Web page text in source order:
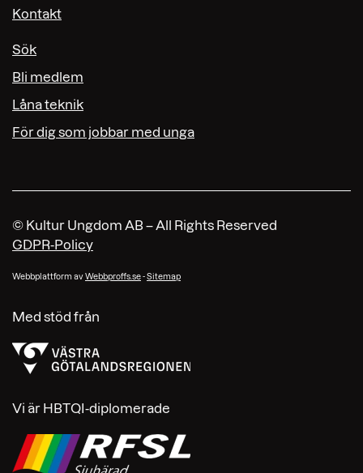
Kontakt
Sök
Bli medlem
Låna teknik
För dig som jobbar med unga
© Kultur Ungdom AB – All Rights Reserved
GDPR-Policy
Webbplattform avWebbproffs.se-Sitemap
Med stöd från
Vi är HBTQI-diplomerade